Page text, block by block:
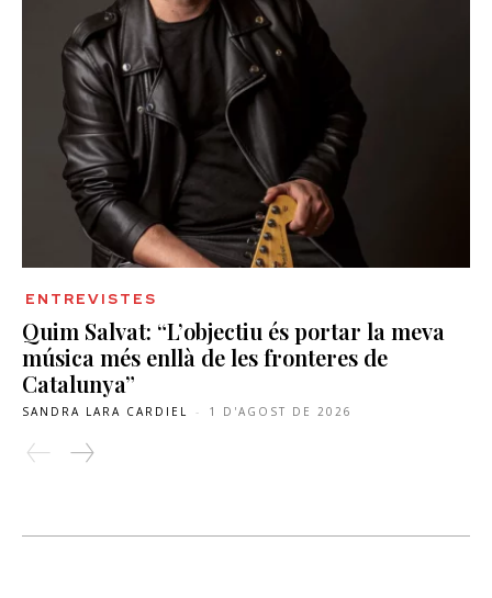
ENTREVISTES
Quim Salvat: “L’objectiu és portar la meva
música més enllà de les fronteres de
Catalunya”
SANDRA LARA CARDIEL - 1 D'AGOST DE 2026